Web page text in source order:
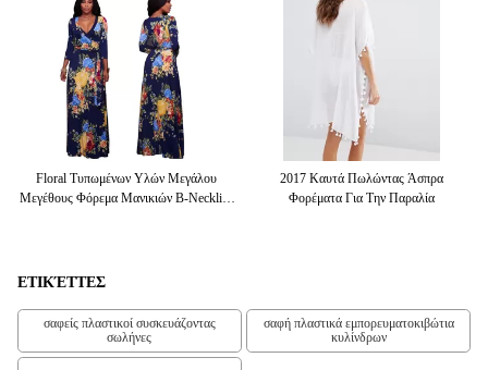
Floral Τυπωμένων Υλών Μεγάλου
Μεγέθους Φόρεμα Μανικιών Β-Neckline
2017 Καυτά Πωλώντας Άσπρα
Φορέματα Για Την Παραλία
ΕΤΙΚΈΤΤΕΣ
σαφείς πλαστικοί συσκευάζοντας
σωλήνες
σαφή πλαστικά εμπορευματοκιβώτια
κυλίνδρων